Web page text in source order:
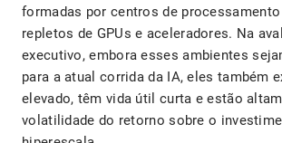
formadas por centros de processamento
repletos de GPUs e aceleradores. Na
executivo, embora esses ambientes
para a atual corrida da IA, eles também
elevado, têm vida útil curta e estão
volatilidade do retorno sobre o